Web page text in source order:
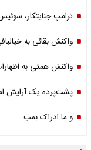
ترامپ جنایتکار،
واکنش بقائی به
واکنش همتی به
پشت‌پرده یک آرایش
و ما ادراک بمب